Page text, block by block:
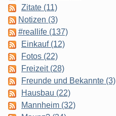
Zitate (11)
Notizen (3)
#reallife (137)
Einkauf (12)
Fotos (22)
Freizeit (28)
Freunde und Bekannte (3)
Hausbau (22)
Mannheim (32)